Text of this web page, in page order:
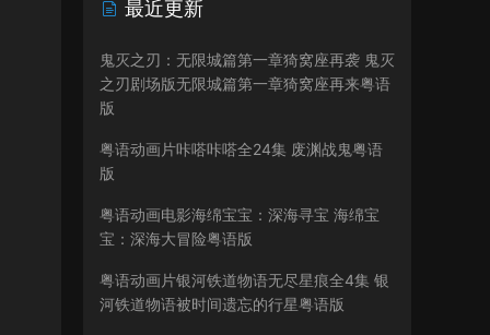
最近更新
鬼灭之刃：无限城篇第一章猗窝座再袭 鬼灭
之刃剧场版无限城篇第一章猗窝座再来粤语
版
粤语动画片咔嗒咔嗒全24集 废渊战鬼粤语
版
粤语动画电影海绵宝宝：深海寻宝 海绵宝
宝：深海大冒险粤语版
粤语动画片银河铁道物语无尽星痕全4集 银
河铁道物语被时间遗忘的行星粤语版